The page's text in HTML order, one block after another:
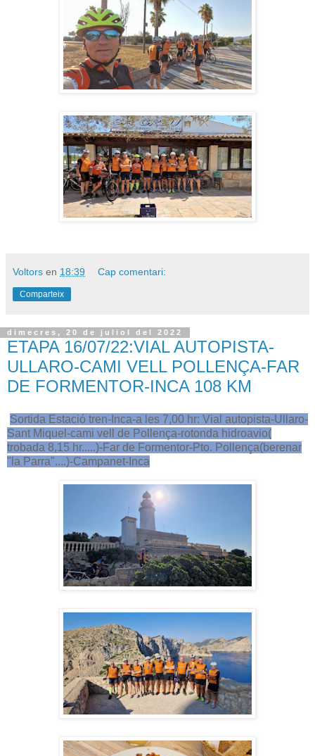
Voltors en 18:39 Cap comentari:
Comparteix
dimecres, 20 de juliol del 2022
ETAPA 16/07/22:VIAL AUTOPISTA-
ULLARO-CAMI VELL POLLENÇA-FAR
DE FORMENTOR-INCA 108 KM
Sortida Estació tren-Inca-a les 7,00 hr: Vial autopista-Ullaro-
Sant Miquel-cami vell de Pollença-rotonda hidroavio(
trobada 8,15 hr.....)-Far de Formentor-Pto. Pollença(berenar
"la Parra"....)-Campanet-Inca